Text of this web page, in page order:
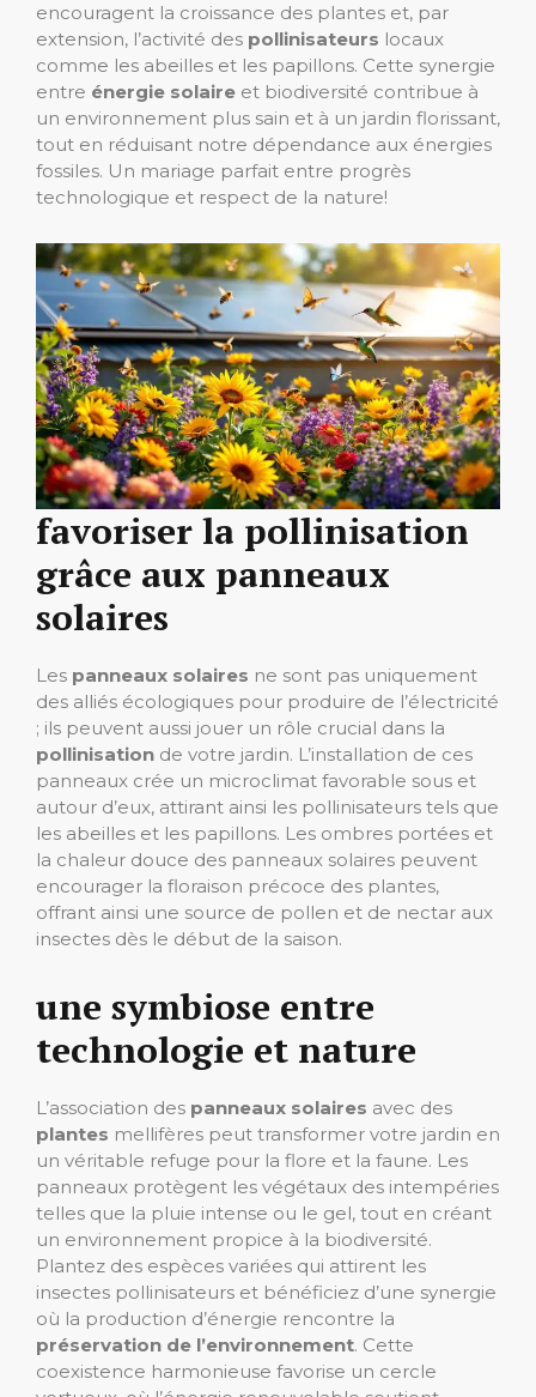
encouragent la croissance des plantes et, par
extension, l’activité des pollinisateurs locaux
comme les abeilles et les papillons. Cette synergie
entre énergie solaire et biodiversité contribue à
un environnement plus sain et à un jardin florissant,
tout en réduisant notre dépendance aux énergies
fossiles. Un mariage parfait entre progrès
technologique et respect de la nature!
favoriser la pollinisation
grâce aux panneaux
solaires
Les panneaux solaires ne sont pas uniquement
des alliés écologiques pour produire de l’électricité
; ils peuvent aussi jouer un rôle crucial dans la
pollinisation de votre jardin. L’installation de ces
panneaux crée un microclimat favorable sous et
autour d’eux, attirant ainsi les pollinisateurs tels que
les abeilles et les papillons. Les ombres portées et
la chaleur douce des panneaux solaires peuvent
encourager la floraison précoce des plantes,
offrant ainsi une source de pollen et de nectar aux
insectes dès le début de la saison.
une symbiose entre
technologie et nature
L’association des panneaux solaires avec des
plantes mellifères peut transformer votre jardin en
un véritable refuge pour la flore et la faune. Les
panneaux protègent les végétaux des intempéries
telles que la pluie intense ou le gel, tout en créant
un environnement propice à la biodiversité.
Plantez des espèces variées qui attirent les
insectes pollinisateurs et bénéficiez d’une synergie
où la production d’énergie rencontre la
préservation de l’environnement. Cette
coexistence harmonieuse favorise un cercle